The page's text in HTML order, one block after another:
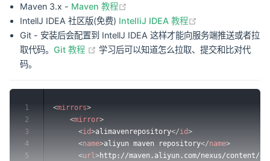
Maven 3.x - Maven 教程
IntellJ IDEA 社区版(免费) IntelliJ IDEA 教程
Git - 安装后会配置到 IntellJ IDEA 这样才能向服务端推送或者拉
取代码。Git 教程 (opens new window)
学习后可以知道怎么拉取、提交和比对代
码。
<mirrors>
<mirror>
<id>alimavenrepository</id>
<name>aliyun maven repository</name>
<url>http://maven.aliyun.com/nexus/content/
1
2
3
4
5